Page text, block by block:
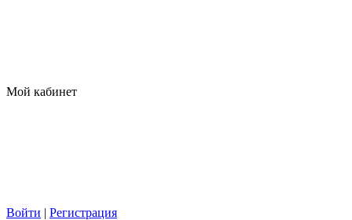
Мой кабинет
Войти | Регистрация